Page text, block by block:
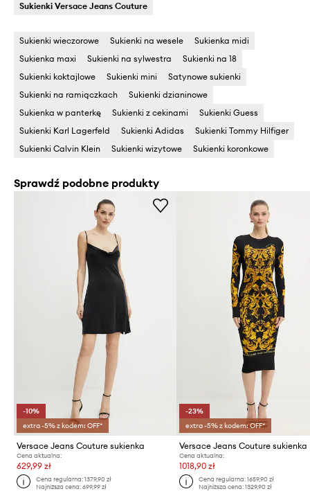
Sukienki Versace Jeans Couture
Sukienki wieczorowe Sukienki na wesele
Sukienka midi
Sukienka maxi
Sukienki na sylwestra
Sukienki na 18
Sukienki koktajlowe
Sukienki mini
Satynowe sukienki
Sukienki na ramiączkach
Sukienki dzianinowe
Sukienka w panterkę
Sukienki z cekinami
Sukienki Guess
Sukienki Karl Lagerfeld
Sukienki Adidas
Sukienki Tommy Hilfiger
Sukienki Calvin Klein
Sukienki wizytowe Sukienki koronkowe
Sprawdź podobne produkty
-10%
extra -5% z kodem: OFF*
Versace Jeans Couture sukienka
Cena aktualna:
629,99 zł
Cena regularna:1379,90 zł
Najniższa cena:699,99 zł
-23%
extra -5% z kodem: OFF*
Versace Jeans Couture sukienka
Cena aktualna:
1018,90 zł
Cena regularna: 1659,90 zł
Najniższa cena: 1329,90 zł